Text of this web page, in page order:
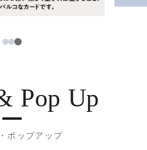
12
Pop Up
ポップアップ